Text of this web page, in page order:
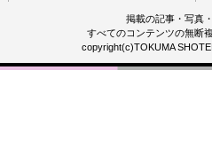
掲載の記事・写真
すべてのコンテンツの無断
copyright(c)TOKUMA